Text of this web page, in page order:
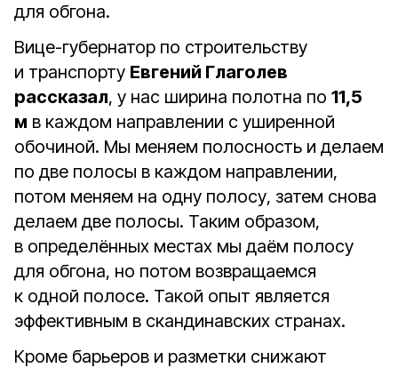
для обгона.
Вице-губернатор по строительству
и транспорту Евгений Глаголев
рассказал, у нас ширина полотна по 11,5
м в каждом направлении с уширенной
обочиной. Мы меняем полосность и делаем
по две полосы в каждом направлении,
потом меняем на одну полосу, затем снова
делаем две полосы. Таким образом,
в определённых местах мы даём полосу
для обгона, но потом возвращаемся
к одной полосе. Такой опыт является
эффективным в скандинавских странах.
Кроме барьеров и разметки снижают